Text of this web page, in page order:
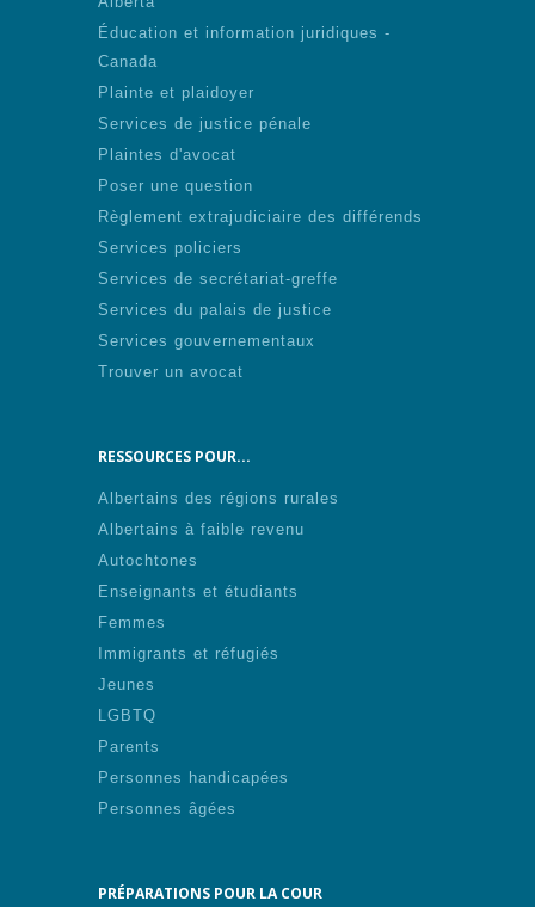
Éducation et information juridiques -
Canada
Plainte et plaidoyer
Services de justice pénale
Plaintes d'avocat
Poser une question
Règlement extrajudiciaire des différends
Services policiers
Services de secrétariat-greffe
Services du palais de justice
Services gouvernementaux
Trouver un avocat
RESSOURCES POUR...
Albertains des régions rurales
Albertains à faible revenu
Autochtones
Enseignants et étudiants
Femmes
Immigrants et réfugiés
Jeunes
LGBTQ
Parents
Personnes handicapées
Personnes âgées
PRÉPARATIONS POUR LA COUR